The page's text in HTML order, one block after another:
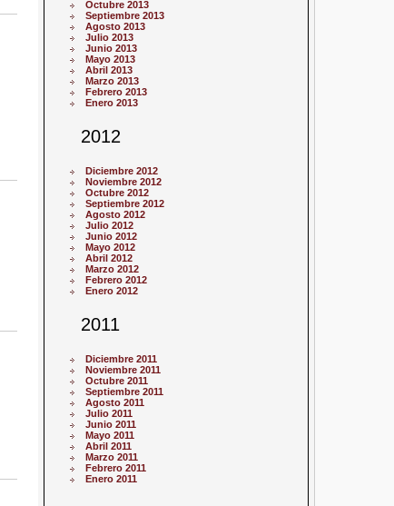
Octubre 2013
Septiembre 2013
Agosto 2013
Julio 2013
Junio 2013
Mayo 2013
Abril 2013
Marzo 2013
Febrero 2013
Enero 2013
2012
Diciembre 2012
Noviembre 2012
Octubre 2012
Septiembre 2012
Agosto 2012
Julio 2012
Junio 2012
Mayo 2012
Abril 2012
Marzo 2012
Febrero 2012
Enero 2012
2011
Diciembre 2011
Noviembre 2011
Octubre 2011
Septiembre 2011
Agosto 2011
Julio 2011
Junio 2011
Mayo 2011
Abril 2011
Marzo 2011
Febrero 2011
Enero 2011